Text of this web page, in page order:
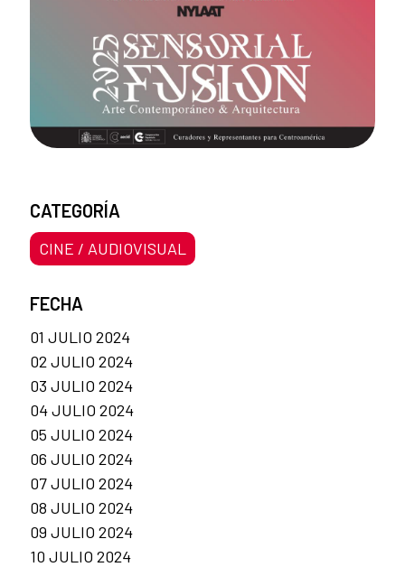
CATEGORÍA
CINE / AUDIOVISUAL
FECHA
01 JULIO 2024
02 JULIO 2024
03 JULIO 2024
04 JULIO 2024
05 JULIO 2024
06 JULIO 2024
07 JULIO 2024
08 JULIO 2024
09 JULIO 2024
10 JULIO 2024